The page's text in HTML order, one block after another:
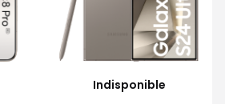
Indisponible